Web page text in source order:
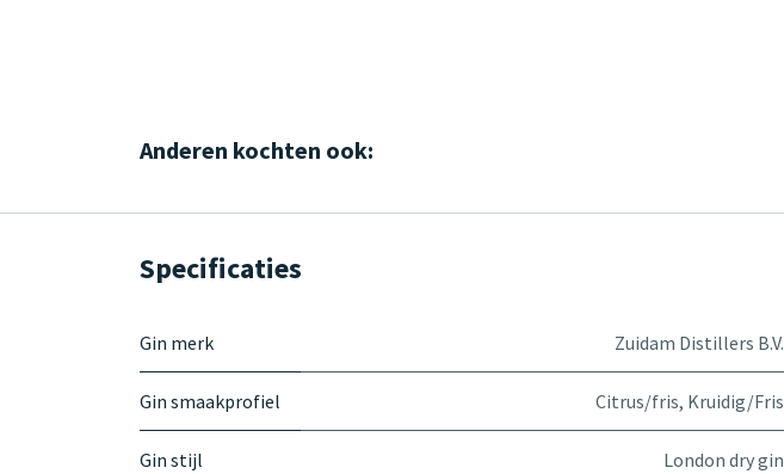
Anderen kochten ook:
Specificaties
Gin merk Zuidam Distillers B.V.
Gin smaakprofiel Citrus/fris, Kruidig/Fris
Gin stijl London dry gin